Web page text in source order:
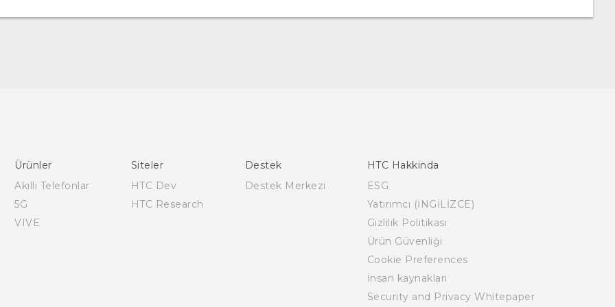
English - User manual
Ürünler
Akıllı Telefonlar
5G
VIVE
Siteler
HTC Dev
HTC Research
Destek
Destek Merkezi
HTC Hakkinda
ESG
Yatırımcı (İNGİLİZCE)
Gizlilik Politikası
Ürün Güvenliği
Cookie Preferences
İnsan kaynakları
Security and Privacy Whitepaper